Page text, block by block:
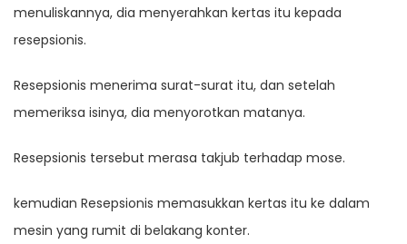
menuliskannya, dia menyerahkan kertas itu kepada
resepsionis.
Resepsionis menerima surat-surat itu, dan setelah
memeriksa isinya, dia menyorotkan matanya.
Resepsionis tersebut merasa takjub terhadap mose.
kemudian Resepsionis memasukkan kertas itu ke dalam
mesin yang rumit di belakang konter.